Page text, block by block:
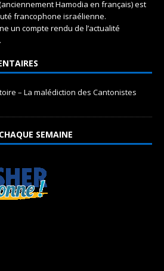
Hamodia en français) est
francophone israélienne.
un compte rendu de l’actualité
– La malédiction des Cantonistes
SEMAINE